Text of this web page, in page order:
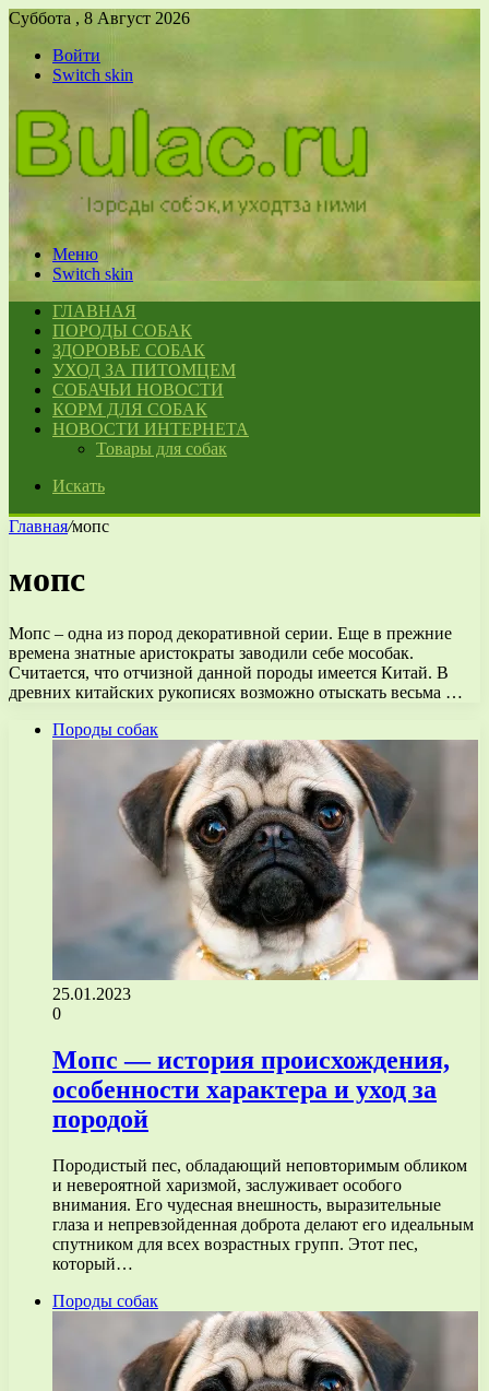
Суббота , 8 Август 2026
Войти
Switch skin
Меню
Switch skin
ГЛАВНАЯ
ПОРОДЫ СОБАК
ЗДОРОВЬЕ СОБАК
УХОД ЗА ПИТОМЦЕМ
СОБАЧЬИ НОВОСТИ
КОРМ ДЛЯ СОБАК
НОВОСТИ ИНТЕРНЕТА
Товары для собак
Искать
Главная/мопс
мопс
Мопс – одна из пород декоративной серии. Еще в прежние
времена знатные аристократы заводили себе мособак.
Считается, что отчизной данной породы имеется Китай. В
древних китайских рукописях возможно отыскать весьма …
Породы собак
25.01.2023
0
Мопс — история происхождения,
особенности характера и уход за
породой
Породистый пес, обладающий неповторимым обликом
и невероятной харизмой, заслуживает особого
внимания. Его чудесная внешность, выразительные
глаза и непревзойденная доброта делают его идеальным
спутником для всех возрастных групп. Этот пес,
который…
Породы собак